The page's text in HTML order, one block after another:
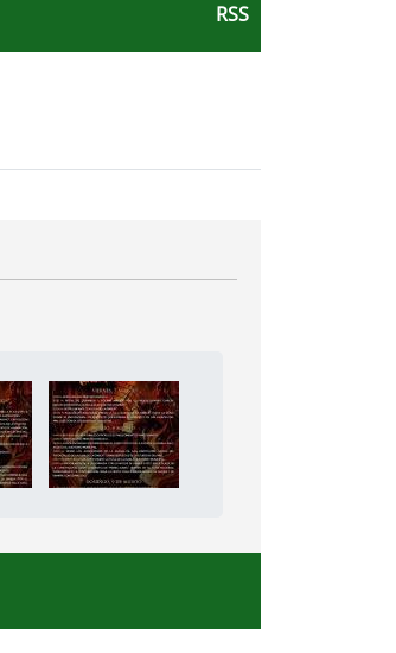
RSS